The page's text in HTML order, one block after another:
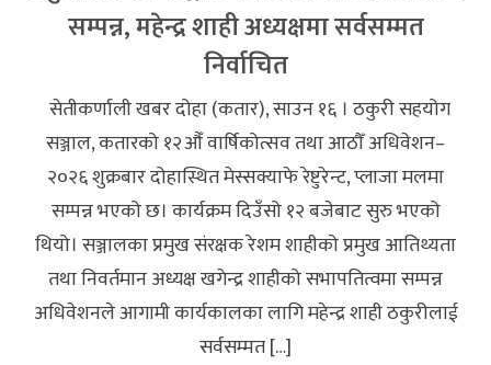
सम्पन्न, महेन्द्र शाही अध्यक्षमा सर्वसम्मत
निर्वाचित
सेतीकर्णाली खबर दोहा (कतार), साउन १६ । ठकुरी सहयोग
सञ्जाल, कतारको १२औँ वार्षिकोत्सव तथा आठौँ अधिवेशन–
२०२६ शुक्रबार दोहास्थित मेस्सक्याफे रेष्टुरेन्ट, प्लाजा मलमा
सम्पन्न भएको छ। कार्यक्रम दिउँसो १२ बजेबाट सुरु भएको
थियो। सञ्जालका प्रमुख संरक्षक रेशम शाहीको प्रमुख आतिथ्यता
तथा निवर्तमान अध्यक्ष खगेन्द्र शाहीको सभापतित्वमा सम्पन्न
अधिवेशनले आगामी कार्यकालका लागि महेन्द्र शाही ठकुरीलाई
सर्वसम्मत […]